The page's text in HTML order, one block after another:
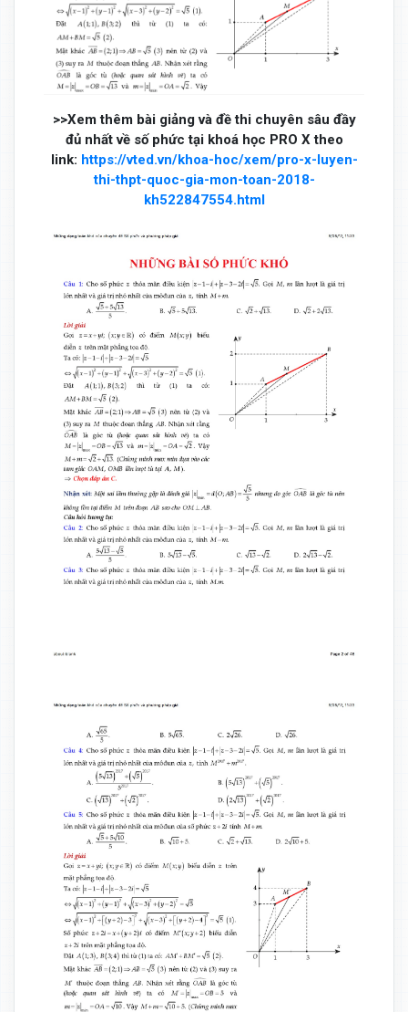
>>Xem thêm bài giảng và đề thi chuyên sâu đầy
đủ nhất về số phức tại khoá học PRO X theo
link: https://vted.vn/khoa-hoc/xem/pro-x-luyen-
thi-thpt-quoc-gia-mon-toan-2018-
kh522847554.html